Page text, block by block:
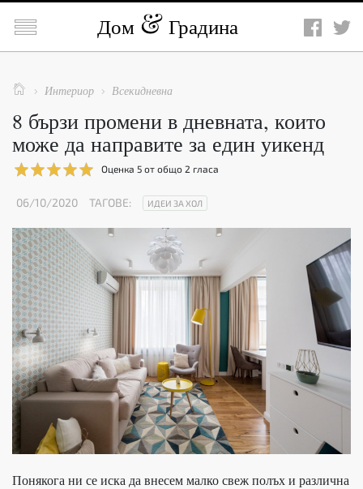
 Дом Градина
  Интериор  Всекидневна
8 бързи промени в дневната, които
може да направите за един уикенд
Оценка 5 от общо 2 гласа
06/10/2020 ТАГОВЕ: ИДЕИ ЗА ХОЛ
Понякога ни се иска да внесем малко свеж полъх и различна